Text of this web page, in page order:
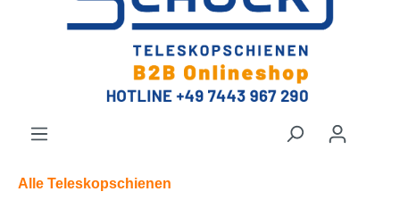
Alle Teleskopschienen